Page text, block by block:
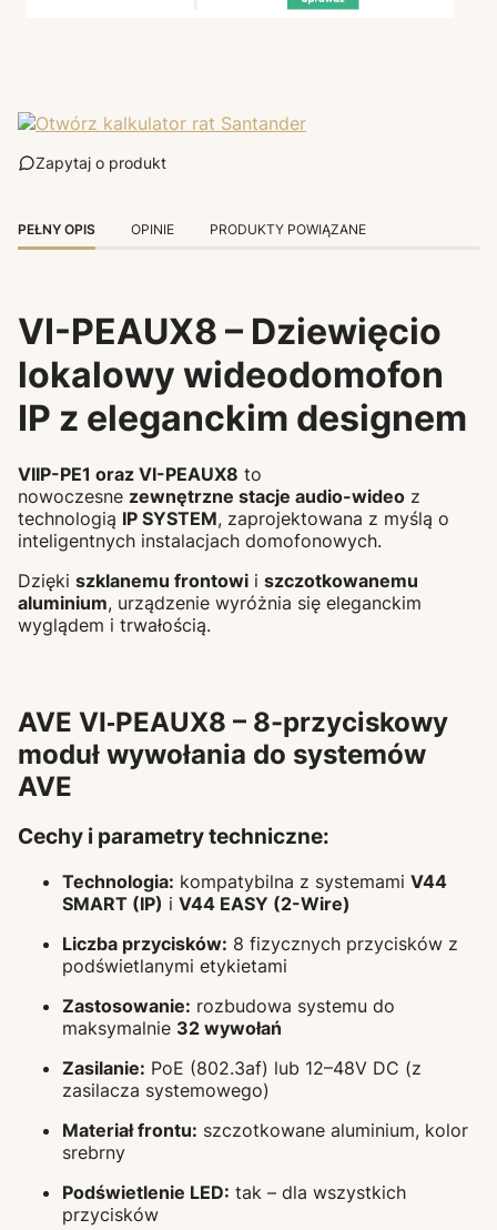
Zapytaj o produkt
PEŁNY OPIS OPINIE PRODUKTY POWIĄZANE
VI-PEAUX8 – Dziewięcio
lokalowy wideodomofon
IP z eleganckim designem
VIIP-PE1 oraz VI-PEAUX8 to
nowoczesne zewnętrzne stacje audio-wideo z
technologią IP SYSTEM, zaprojektowana z myślą o
inteligentnych instalacjach domofonowych.
Dzięki szklanemu frontowi i szczotkowanemu
aluminium, urządzenie wyróżnia się eleganckim
wyglądem i trwałością.
AVE VI‑PEAUX8 – 8-przyciskowy
moduł wywołania do systemów
AVE
Cechy i parametry techniczne:
Technologia: kompatybilna z systemami V44
SMART (IP) i V44 EASY (2-Wire)
Liczba przycisków: 8 fizycznych przycisków z
podświetlanymi etykietami
Zastosowanie: rozbudowa systemu do
maksymalnie 32 wywołań
Zasilanie: PoE (802.3af) lub 12–48V DC (z
zasilacza systemowego)
Materiał frontu: szczotkowane aluminium, kolor
srebrny
Podświetlenie LED: tak – dla wszystkich
przycisków